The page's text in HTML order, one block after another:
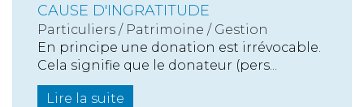
CAUSE D'INGRATITUDE
Particuliers / Patrimoine / Gestion
En principe une donation est irrévocable.
Cela signifie que le donateur (pers...
Lire la suite